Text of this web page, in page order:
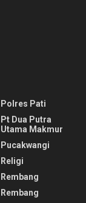
Polres Pati
Pt Dua Putra
Utama Makmur
Pucakwangi
Religi
Rembang
Rembang